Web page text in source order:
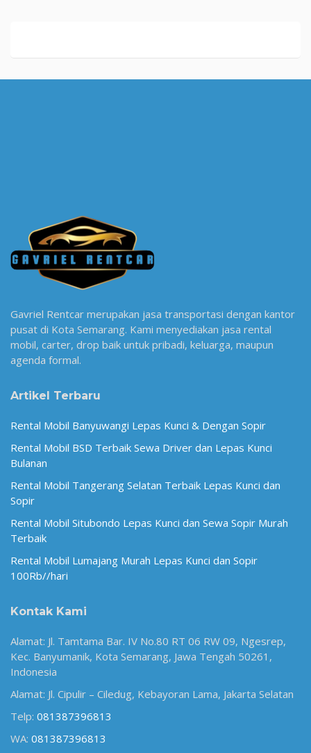
Gavriel Rentcar merupakan jasa transportasi dengan kantor
pusat di Kota Semarang. Kami menyediakan jasa rental
mobil, carter, drop baik untuk pribadi, keluarga, maupun
agenda formal.
Artikel Terbaru
Rental Mobil Banyuwangi Lepas Kunci & Dengan Sopir
Rental Mobil BSD Terbaik Sewa Driver dan Lepas Kunci
Bulanan
Rental Mobil Tangerang Selatan Terbaik Lepas Kunci dan
Sopir
Rental Mobil Situbondo Lepas Kunci dan Sewa Sopir Murah
Terbaik
Rental Mobil Lumajang Murah Lepas Kunci dan Sopir
100Rb//hari
Kontak Kami
Alamat: Jl. Tamtama Bar. IV No.80 RT 06 RW 09, Ngesrep,
Kec. Banyumanik, Kota Semarang, Jawa Tengah 50261,
Indonesia
Alamat: Jl. Cipulir – Ciledug, Kebayoran Lama, Jakarta Selatan
Telp: 081387396813
WA: 081387396813